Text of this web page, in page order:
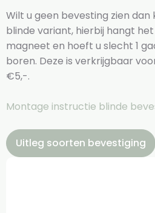
Wilt u geen bevesting zien dan
blinde variant, hierbij hangt
magneet en hoeft u slecht 1
boren. Deze is verkrijgbaar
€5,-.
Montage instructie blinde
Uitleg soorten bevestiging